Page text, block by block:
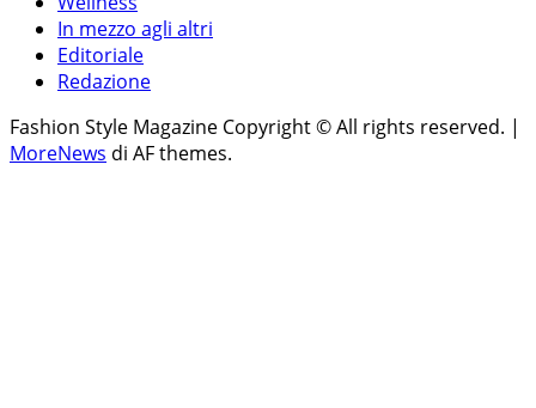
In mezzo agli altri
Editoriale
Redazione
Fashion Style Magazine Copyright © All rights reserved. |
MoreNews di AF themes.